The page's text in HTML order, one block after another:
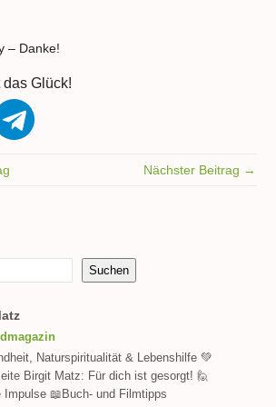
– Danke!
Glück!
Nächster Beitrag →
Suchen
Naturspiritualität & Lebenshilfe 💚
Birgit Matz: Für dich ist gesorgt! 🙋
Impulse 📖Buch- und Filmtipps